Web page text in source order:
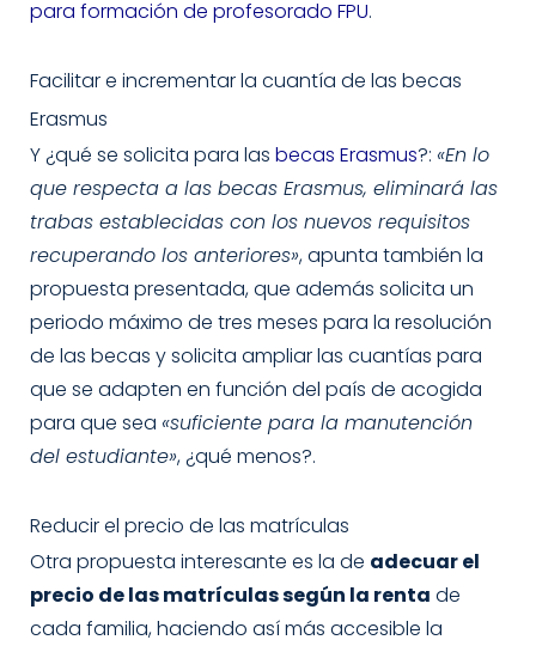
para formación de profesorado FPU.
Facilitar e incrementar la cuantía de las becas
Erasmus
Y ¿qué se solicita para las becas Erasmus?: «En lo
que respecta a las becas Erasmus, eliminará las
trabas establecidas con los nuevos requisitos
recuperando los anteriores», apunta también la
propuesta presentada, que además solicita un
periodo máximo de tres meses para la resolución
de las becas y solicita ampliar las cuantías para
que se adapten en función del país de acogida
para que sea «suficiente para la manutención
del estudiante», ¿qué menos?.
Reducir el precio de las matrículas
Otra propuesta interesante es la de adecuar el
precio de las matrículas según la renta de
cada familia, haciendo así más accesible la